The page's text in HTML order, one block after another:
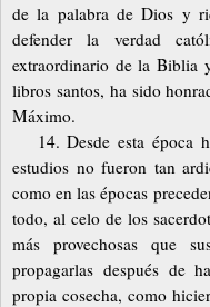
de la palabra de Dios y
defender la verdad
extraordinario de la Biblia
libros santos, ha sido
Máximo.
14. Desde esta época
estudios no fueron tan
como en las épocas
todo, al celo de los
más provechosas que
propagarlas después de
propia cosecha, como